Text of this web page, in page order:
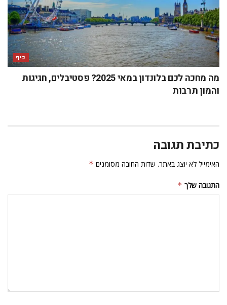
כיף
מה מחכה לכם בלונדון במאי 2025? פסטיבלים, חגיגות
והמון תרבות
כתיבת תגובה
האימייל לא יוצג באתר. שדות החובה מסומנים *
התגובה שלך *